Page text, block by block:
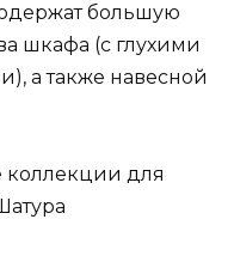
большую
шкафа (с глухими
а также навесной
для